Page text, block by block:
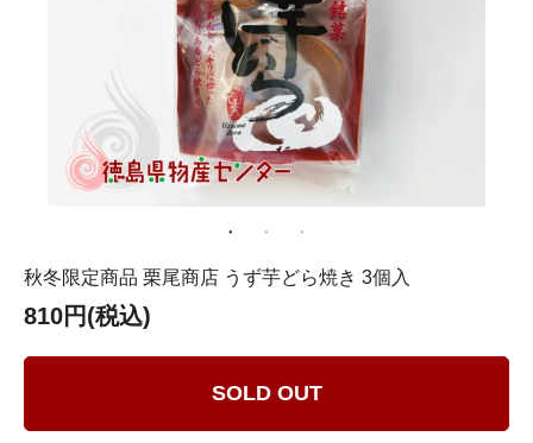
秋冬限定商品 栗尾商店 うず芋どら焼き 3個入
810円(税込)
SOLD OUT